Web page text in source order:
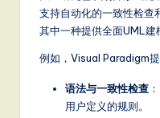
o
支持自动化的一致性检查
其中一种提供全面UML建
例如，Visual Paradigm提
语法与一致性检查
用户定义的规则。